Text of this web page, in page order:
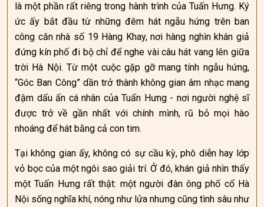
là một phần rất riêng trong hành trình của Tuấn Hưng. Ký
ức ấy bắt đầu từ những đêm hát ngẫu hứng trên ban
công căn nhà số 19 Hàng Khay, nơi hàng nghìn khán giả
đứng kín phố đi bộ chỉ để nghe vài câu hát vang lên giữa
trời Hà Nội. Từ một cuộc gặp gỡ mang tính ngẫu hứng,
“Góc Ban Công” dần trở thành không gian âm nhạc mang
đậm dấu ấn cá nhân của Tuấn Hưng - nơi người nghệ sĩ
được trở về gần nhất với chính mình, rũ bỏ mọi hào
nhoáng để hát bằng cả con tim.
Tại không gian ấy, không có sự cầu kỳ, phô diễn hay lớp
vỏ bọc của một ngôi sao giải trí. Ở đó, khán giả nhìn thấy
một Tuấn Hưng rất thật: một người đàn ông phố cổ Hà
Nội sống nghĩa khí, nóng như lửa nhưng cũng tình sâu như